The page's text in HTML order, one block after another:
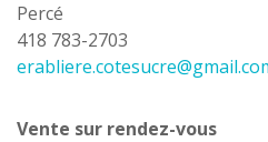
Percé
418 783-2703
Vente sur rendez-vous